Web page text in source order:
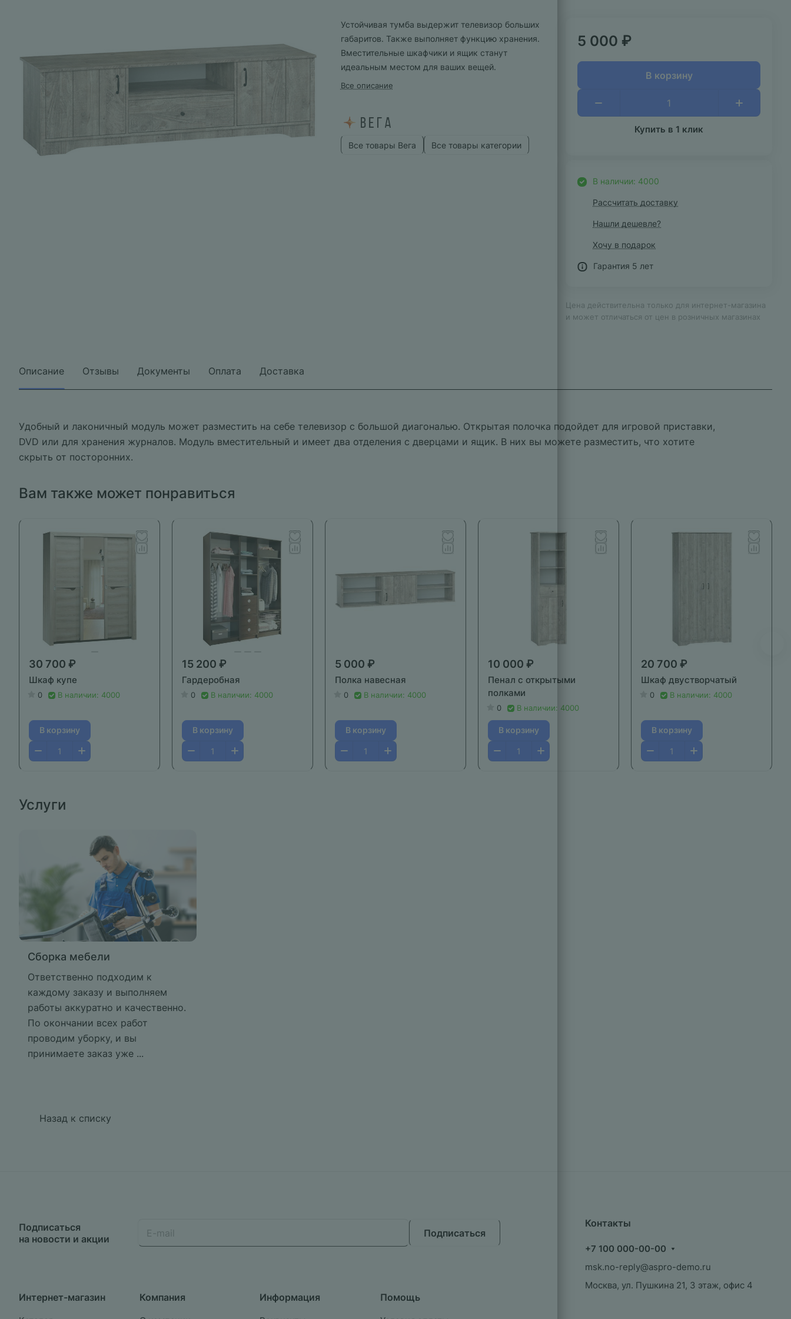
Устойчивая тумба выдержит телевизор больших
габаритов. Также выполняет функцию хранения.
Вместительные шкафчики и ящик станут
идеальным местом для ваших вещей.
Все описание
Все товары Вега Все товары категории
5 000 ₽
В корзину
Купить в 1 клик
В наличии: 4000
Рассчитать доставку
Нашли дешевле?
Хочу в подарок
Гарантия 5 лет
Цена действительна только для интернет-магазина
и может отличаться от цен в розничных магазинах
Описание Отзывы Документы Оплата Доставка
Удобный и лаконичный модуль может разместить на себе телевизор с большой диагональю. Открытая полочка подойдет для игровой приставки,
DVD или для хранения журналов. Модуль вместительный и имеет два отделения с дверцами и ящик. В них вы можете разместить, что хотите
скрыть от посторонних.
Вам также может понравиться
30 700 ₽
Шкаф купе
0 В наличии: 4000
В корзину
15 200 ₽
Гардеробная
0 В наличии: 4000
В корзину
5 000 ₽
Полка навесная
0 В наличии: 4000
В корзину
10 000 ₽
Пенал с открытыми
полками
0 В наличии: 4000
В корзину
20 700 ₽
Шкаф двустворчатый
0 В наличии: 4000
В корзину
Услуги
Сборка мебели
Ответственно подходим к
каждому заказу и выполняем
работы аккуратно и качественно.
По окончании всех работ
проводим уборку, и вы
принимаете заказ уже ...
Назад к списку
Подписаться
на новости и акции
Подписаться
Интернет-магазин Компания Информация Помощь
Контакты
+7 100 000-00-00
msk.no-reply@aspro-demo.ru
Москва, ул. Пушкина 21, 3 этаж, офис 4